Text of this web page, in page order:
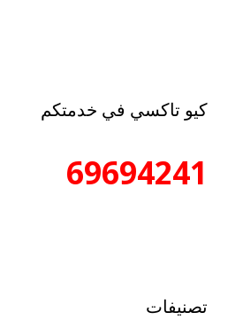
كيو تاكسي في خدمتكم
69694241
تصنيفات